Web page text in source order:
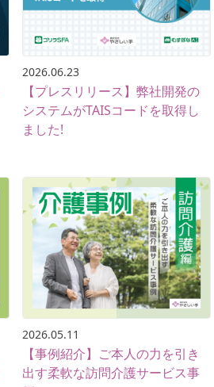
2026.06.23
【プレスリリース】弊社開発の
システムがTAISコードを取得し
ました!
2026.05.11
【事例紹介】ご本人の力を引き
出す柔軟な訪問介護サービス事